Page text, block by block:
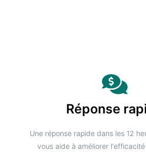
Réponse
Une réponse rapide dans les 12
vous aide à améliorer